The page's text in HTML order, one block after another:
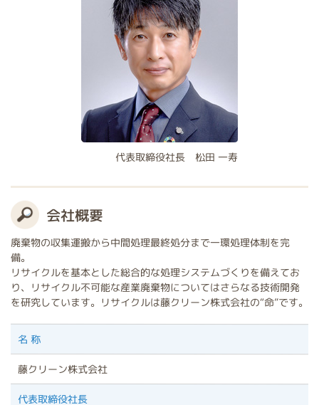
代表取締役社長 松田 一寿
会社概要
廃棄物の収集運搬から中間処理最終処分まで一環処理体制を完
備。
リサイクルを基本とした総合的な処理システムづくりを備えてお
り、リサイクル不可能な産業廃棄物についてはさらなる技術開発
を研究しています。リサイクルは藤クリーン株式会社の“命”です。
名 称
藤クリーン株式会社
代表取締役社長